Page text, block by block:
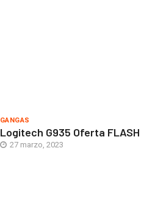
GANGAS
Logitech G935 Oferta FLASH
27 marzo, 2023